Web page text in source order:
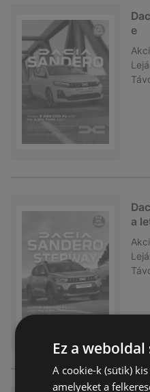
e
a
Ez a
A cookie-k (sütik)
amelyeket a